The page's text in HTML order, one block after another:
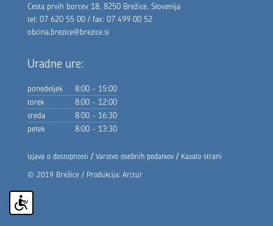
Cesta prvih borcev 18, 8250 Brežice, Slovenija
tel: 07 620 55 00 / fax: 07 499 00 52
obcina.brezice@brezice.si
Uradne ure:
ponedeljek
8:00 - 15:00
torek
8:00 - 12:00
sreda
8:00 - 16:30
petek
8:00 - 13:30
Izjava o dostopnosti /Varstvo osebnih podatkov / Kazalo strani
© 2019 Brežice / Produkcija: Arctur